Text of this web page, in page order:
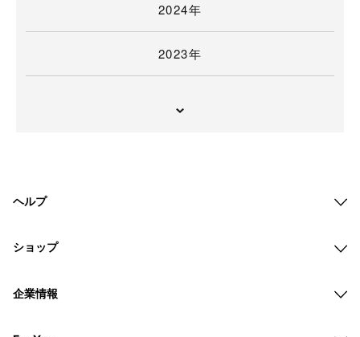
2024年
2023年
ヘルプ
ショップ
企業情報